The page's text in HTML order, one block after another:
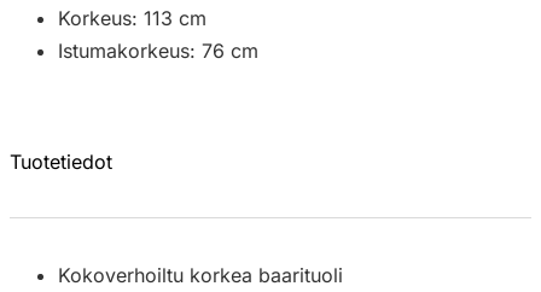
Korkeus: 113 cm
Istumakorkeus: 76 cm
Tuotetiedot
Kokoverhoiltu korkea baarituoli